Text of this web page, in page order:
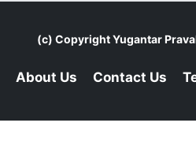
(c) CopyrightYugantar
About Us Contact Us